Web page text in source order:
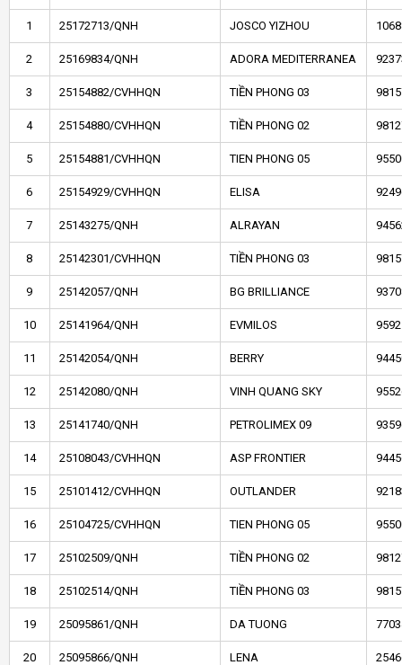
1 25172713/QNH JOSCO YIZHOU
2 25169834/QNH ADORA MEDITERRANEA
3 25154882/CVHHQN TIỀN PHONG 03
4 25154880/CVHHQN TIỀN PHONG 02
5 25154881/CVHHQN TIEN PHONG 05
6 25154929/CVHHQN ELISA
7 25143275/QNH ALRAYAN
8 25142301/CVHHQN TIỀN PHONG 03
9 25142057/QNH BG BRILLIANCE
10 25141964/QNH EVMILOS
11 25142054/QNH BERRY
12 25142080/QNH VINH QUANG SKY
13 25141740/QNH PETROLIMEX 09
14 25108043/CVHHQN ASP FRONTIER
15 25101412/CVHHQN OUTLANDER
16 25104725/CVHHQN TIEN PHONG 05
17 25102509/QNH TIỀN PHONG 02
18 25102514/QNH TIỀN PHONG 03
19 25095861/QNH DA TUONG
20 25095866/QNH LENA